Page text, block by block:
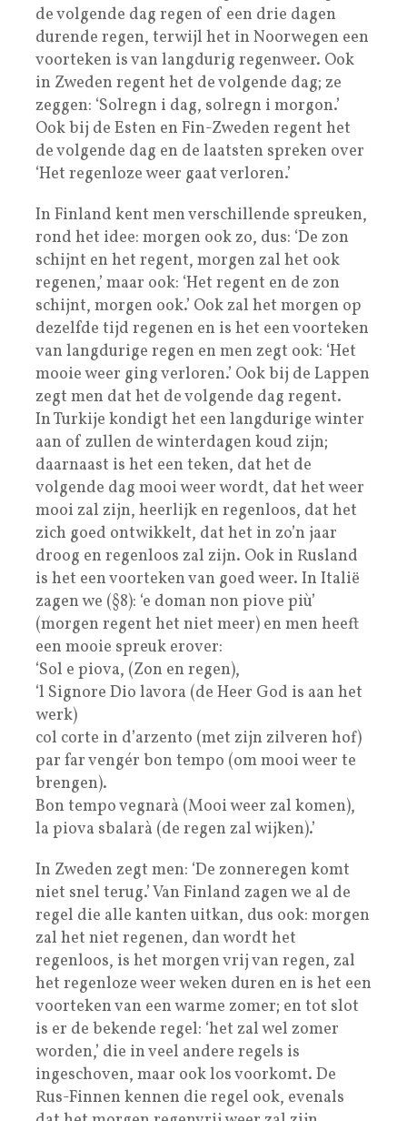
de volgende dag regen of een drie dagen
durende regen, terwijl het in Noorwegen een
voorteken is van langdurig regenweer. Ook
in Zweden regent het de volgende dag; ze
zeggen: ‘Solregn i dag, solregn i morgon.’
Ook bij de Esten en Fin-Zweden regent het
de volgende dag en de laatsten spreken over
‘Het regenloze weer gaat verloren.’
In Finland kent men verschillende spreuken,
rond het idee: morgen ook zo, dus: ‘De zon
schijnt en het regent, morgen zal het ook
regenen,’ maar ook: ‘Het regent en de zon
schijnt, morgen ook.’ Ook zal het morgen op
dezelfde tijd regenen en is het een voorteken
van langdurige regen en men zegt ook: ‘Het
mooie weer ging verloren.’ Ook bij de Lappen
zegt men dat het de volgende dag regent.
In Turkije kondigt het een langdurige winter
aan of zullen de winterdagen koud zijn;
daarnaast is het een teken, dat het de
volgende dag mooi weer wordt, dat het weer
mooi zal zijn, heerlijk en regenloos, dat het
zich goed ontwikkelt, dat het in zo’n jaar
droog en regenloos zal zijn. Ook in Rusland
is het een voorteken van goed weer. In Italië
zagen we (§8): ‘e doman non piove più’
(morgen regent het niet meer) en men heeft
een mooie spreuk erover:
‘Sol e piova, (Zon en regen),
‘l Signore Dio lavora (de Heer God is aan het
werk)
col corte in d’arzento (met zijn zilveren hof)
par far vengér bon tempo (om mooi weer te
brengen).
Bon tempo vegnarà (Mooi weer zal komen),
la piova sbalarà (de regen zal wijken).’
In Zweden zegt men: ‘De zonneregen komt
niet snel terug.’ Van Finland zagen we al de
regel die alle kanten uitkan, dus ook: morgen
zal het niet regenen, dan wordt het
regenloos, is het morgen vrij van regen, zal
het regenloze weer weken duren en is het een
voorteken van een warme zomer; en tot slot
is er de bekende regel: ‘het zal wel zomer
worden,’ die in veel andere regels is
ingeschoven, maar ook los voorkomt. De
Rus-Finnen kennen die regel ook, evenals